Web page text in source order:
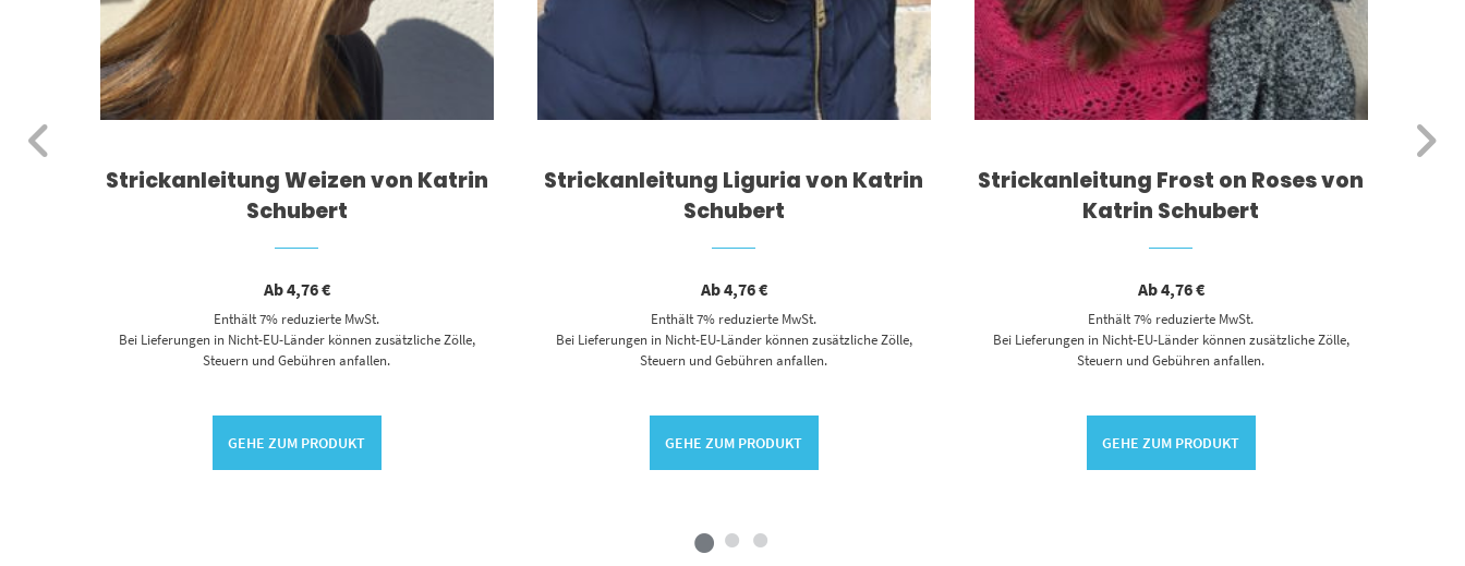
Strickanleitung Weizen von Katrin
Schubert
Ab4,76€
Enthält 7% reduzierte MwSt.
Bei Lieferungen in Nicht-EU-Länder können zusätzliche Zölle,
Steuern und Gebühren anfallen.
GEHE ZUM PRODUKT
Strickanleitung Liguria von Katrin
Schubert
Ab4,76€
Enthält 7% reduzierte MwSt.
Bei Lieferungen in Nicht-EU-Länder können zusätzliche Zölle,
Steuern und Gebühren anfallen.
GEHE ZUM PRODUKT
Strickanleitung Frost on Roses von
Katrin Schubert
Ab4,76€
Enthält 7% reduzierte MwSt.
Bei Lieferungen in Nicht-EU-Länder können zusätzliche Zölle,
Steuern und Gebühren anfallen.
GEHE ZUM PRODUKT